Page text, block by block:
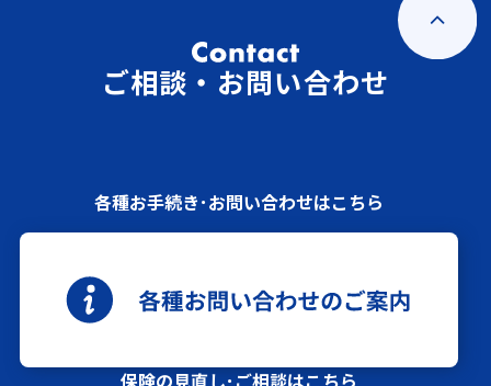
ご相談・お問い合わせ
各種お手続き･お問い合わせはこちら
保険の見直し･ご相談はこちら